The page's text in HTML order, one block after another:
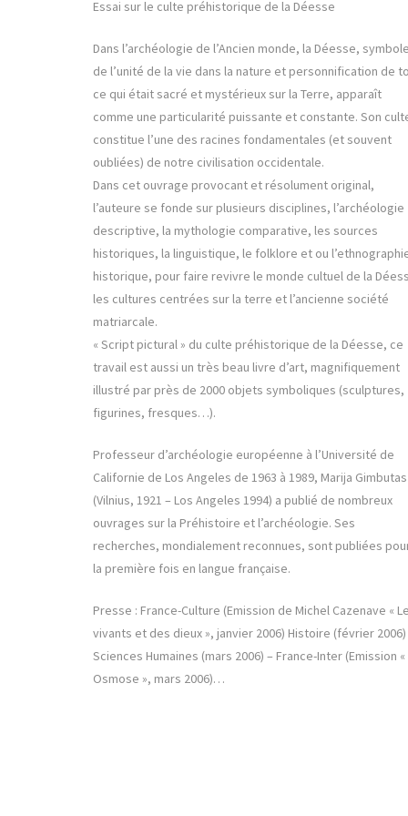
Essai sur le culte préhistorique de la Déesse
Dans l’archéologie de l’Ancien monde, la Déesse, symbole
de l’unité de la vie dans la nature et personnification de
ce qui était sacré et mystérieux sur la Terre, apparaît
comme une particularité puissante et constante. Son
constitue l’une des racines fondamentales (et souvent
oubliées) de notre civilisation occidentale.
Dans cet ouvrage provocant et résolument original,
l’auteure se fonde sur plusieurs disciplines, l’archéologie
descriptive, la mythologie comparative, les sources
historiques, la linguistique, le folklore et ou
historique, pour faire revivre le monde cultuel de la
les cultures centrées sur la terre et l’ancienne société
matriarcale.
« Script pictural » du culte préhistorique de la Déesse, ce
travail est aussi un très beau livre d’art, magnifiquement
illustré par près de 2000 objets symboliques (sculptures,
figurines, fresques…).
Professeur d’archéologie européenne à l’Université de
Californie de Los Angeles de 1963 à 1989, Marija Gimbutas
(Vilnius, 1921 – Los Angeles 1994) a publié de nombreux
ouvrages sur la Préhistoire et l’archéologie. Ses
recherches, mondialement reconnues, sont publiées
la première fois en langue française.
Presse : France-Culture (Emission de Michel Cazenave «
vivants et des dieux », janvier 2006) Histoire (février 2006)
Sciences Humaines (mars 2006) – France-Inter (Emission «
Osmose », mars 2006)…